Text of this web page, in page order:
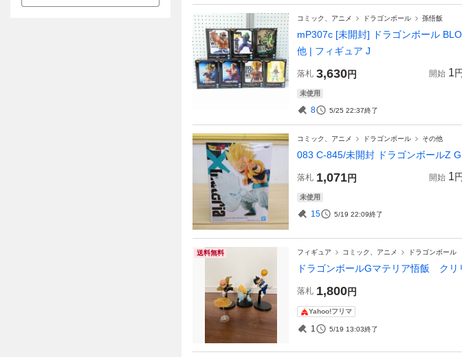
コミック、アニメ ドラゴンボール 孫悟飯
mP307c [未開封] ドラゴンボール
他 | フィギュア J
落札 3,630円 開始 1円
未使用
8 5/25 22:37終了
コミック、アニメ ドラゴンボール その他
083 C-845/未開封 ドラゴンボールZ
落札 1,071円 開始 1円
未使用
15 5/19 22:09終了
送料無料 フィギュア コミック、アニメ ドラゴンボール
ドラゴンボールGマテリア悟飯 ク
落札 1,800円
Yahoo!フリマ
1 5/19 13:03終了